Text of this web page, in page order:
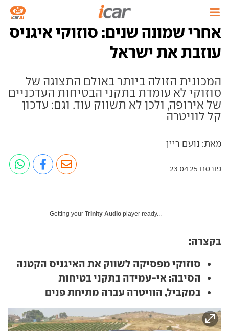
אחרי שמונה שנים: סוזוקי איגניס
עוזבת את ישראל
המכונית הזולה ביותר באולם התצוגה של
סוזוקי לא עומדת בתקני הבטיחות העדכניים
של אירופה, ולכן לא תשווק עוד. וגם: עדכון
קל לוויטרה
מאת: נועם ריין
פורסם 23.04.25
Getting your Trinity Audio player ready...
בקצרה:
סוזוקי מפסיקה לשווק את האיגניס הקטנה
הסיבה: אי-עמידה בתקני בטיחות
במקביל, הוויטרה עברה מתיחת פנים